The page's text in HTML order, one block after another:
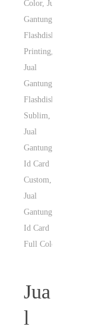
Color, Jual
Gantungan
Flashdisk
Printing
Jual
Gantungan
Flashdisk
Sublim
Jual
Gantungan
Id Card
Custom
Jual
Gantungan
Id Card
Full Color
Jua
l